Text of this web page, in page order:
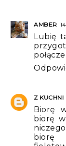
AMBER
Lubię
Z KUCHNI
Biorę
biorę
biorę